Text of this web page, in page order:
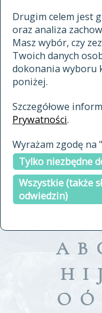
Drugim celem jest
oraz analiza
Masz wybór, czy
Twoich danych
dokonania wyboru
poniżej.
Szczegółowe
Prywatności.
Wyrażam zgodę na
Tylko niezbędne
Wszystkie (także
odwiedzin)
materiały archiwalne
cytowanie
kontakt
indeksie
a
A B
H I
O Ó